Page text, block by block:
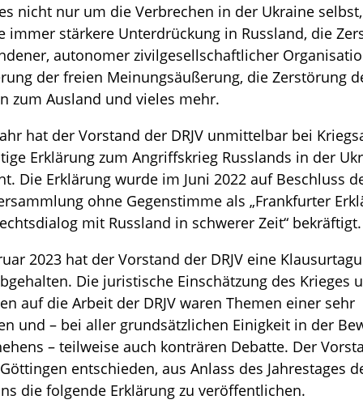
nicht nur um die Verbrechen in der Ukraine
immer stärkere Unterdrückung in Russland, die
autonomer zivilgesellschaftlicher
der freien Meinungsäußerung, die Zerstörung
zum Ausland und vieles mehr.
hat der Vorstand der DRJV unmittelbar bei
Erklärung zum Angriffskrieg Russlands in der
Die Erklärung wurde im Juni 2022 auf Beschluss
ohne Gegenstimme als „Frankfurter
mit Russland in schwerer Zeit“ bekräftigt.
2023 hat der Vorstand der DRJV eine
Die juristische Einschätzung des Krieges
auf die Arbeit der DRJV waren Themen einer sehr
und – bei aller grundsätzlichen Einigkeit in der
– teilweise auch konträren Debatte. Der
entschieden, aus Anlass des Jahrestages
die folgende Erklärung zu veröffentlichen.